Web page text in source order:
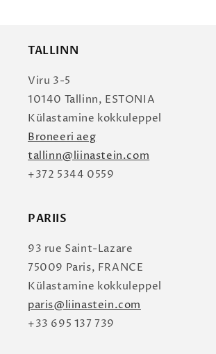
TALLINN
Viru 3-5
10140 Tallinn, ESTONIA
Külastamine kokkuleppel
Broneeri aeg
tallinn@liinastein.com
+372 5344 0559
PARIIS
93 rue Saint-Lazare
75009 Paris, FRANCE
Külastamine kokkuleppel
paris@liinastein.com
+33 695 137 739